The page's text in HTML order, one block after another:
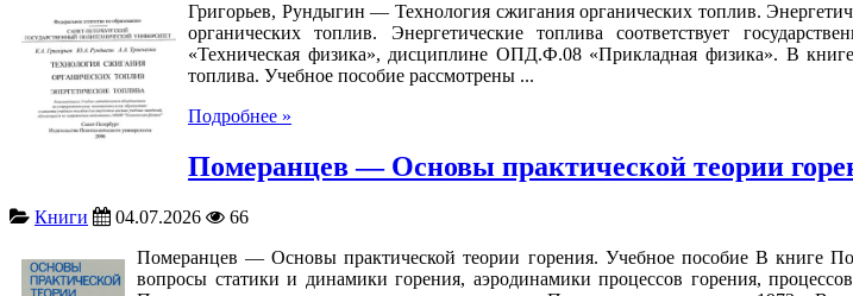
Григорьев, Рундыгин — Технология сжигания органических топлив.
органических топлив. Энергетические топлива соответствует
«Техническая физика», дисциплине ОПД.Ф.08 «Прикладная физика». В
топлива. Учебное пособие рассмотрены ...
Подробнее »
Померанцев — Основы практической теории
Книги 04.07.2026
66
Померанцев — Основы практической теории горения. Учебное пособие В книге
вопросы статики и динамики горения, аэродинамики процессов горения,